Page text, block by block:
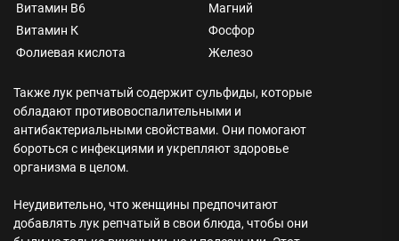
Витамин В6
Магний
Витамин К
Фосфор
Фолиевая кислота
Железо
Также лук репчатый содержит сульфиды, которые
обладают противовоспалительными и
антибактериальными свойствами. Они помогают
бороться с инфекциями и укрепляют здоровье
организма в целом.
Неудивительно, что женщины предпочитают
добавлять лук репчатый в свои блюда, чтобы они